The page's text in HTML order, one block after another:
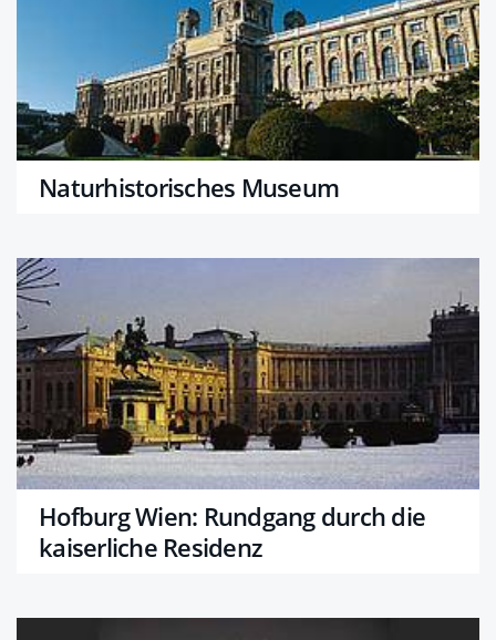
Naturhistorisches Museum
Hofburg Wien: Rundgang durch die
kaiserliche Residenz